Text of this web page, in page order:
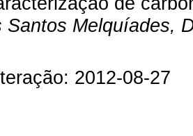
Santos Melquíades,
2012-08-27